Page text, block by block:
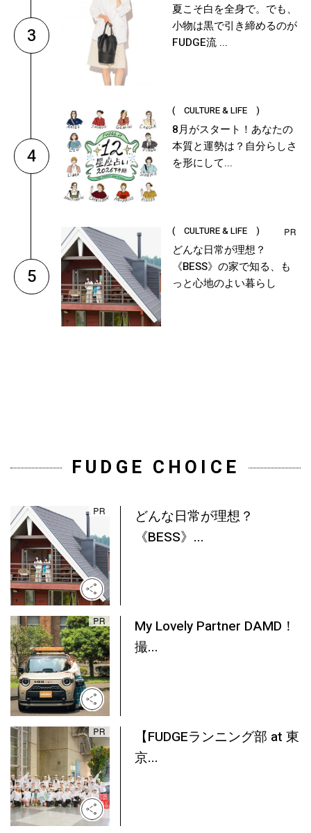
3
夏こそ白を全身で。でも、
小物は黒で引き締めるのが
FUDGE流 ...
4
( CULTURE & LIFE )
8月がスタート！あなたの
本質と運勢は？自分らしさ
を形にして...
5
( CULTURE & LIFE )
どんな日常が理想？
《BESS》の家で知る、も
っと心地のよい暮らし
FUDGE CHOICE
どんな日常が理想？
《BESS》...
My Lovely Partner DAMD！
撮...
【FUDGEランニング部 at 東
京...